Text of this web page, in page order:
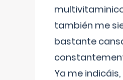
también me
bastante
Ya me